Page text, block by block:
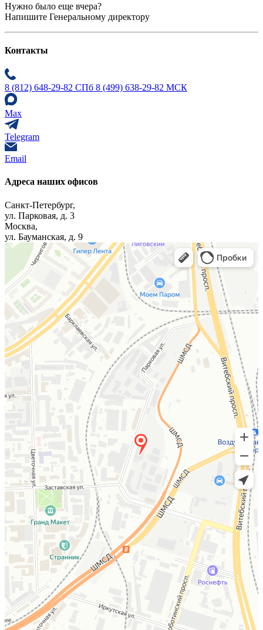
Нужно было еще вчера?
Напишите Генеральному директору
Контакты
8 (812) 648-29-82 СПб 8 (499) 638-29-82 МСК
Max
Telegram
Email
Адреса наших офисов
Санкт-Петербург,
ул. Парковая, д. 3
Москва,
ул. Бауманская, д. 9